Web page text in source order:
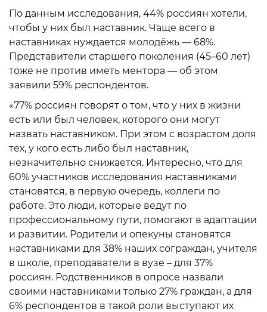
По данным исследования, 44% россиян хотели,
чтобы у них был наставник. Чаще всего в
наставниках нуждается молодёжь — 68%.
Представители старшего поколения (45–60 лет)
тоже не против иметь ментора — об этом
заявили 59% респондентов.
«77% россиян говорят о том, что у них в жизни
есть или был человек, которого они могут
назвать наставником. При этом с возрастом доля
тех, у кого есть либо был наставник,
незначительно снижается. Интересно, что для
60% участников исследования наставниками
становятся, в первую очередь, коллеги по
работе. Это люди, которые ведут по
профессиональному пути, помогают в адаптации
и развитии. Родители и опекуны становятся
наставниками для 38% наших сограждан, учителя
в школе, преподаватели в вузе – для 37%
россиян. Родственников в опросе назвали
своими наставниками только 27% граждан, а для
6% респондентов в такой роли выступают их